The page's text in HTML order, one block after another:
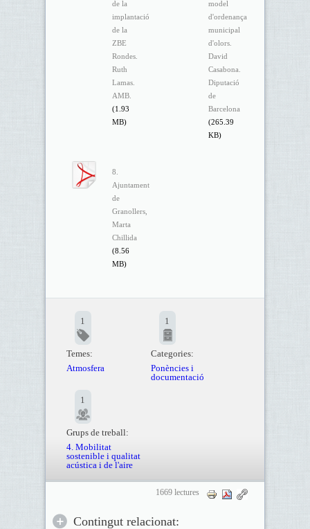
de la
implantació
de la
ZBE
Rondes.
Ruth
Lamas.
AMB.
(1.93
MB)
model
d'ordenança
municipal
d'olors.
David
Casabona.
Diputació
de
Barcelona
(265.39
KB)
8.
Ajuntament
de
Granollers,
Marta
Chillida
(8.56
MB)
1
Temes:
Atmosfera
1
Categories:
Ponències i
documentació
1
Grups de treball:
4. Mobilitat
sostenible i qualitat
acústica i de l'aire
1669 lectures
Contingut relacionat: